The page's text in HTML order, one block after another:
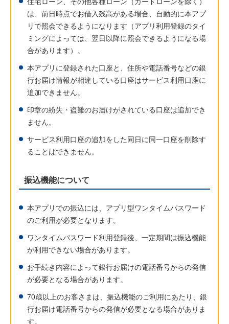
は、前日時点でお借入残高がある場合、自動的に本アプ
リで照会できるようになります（アプリ利用登録のタイ
ミングによっては、翌日以降に照会できるようになる場
合があります）。
本アプリに登録された口座と、住所や電話番号などの銀
行お届け情報が相違している口座はサービス利用口座に
追加できません。
印章の紛失・盗難のお届けがされている口座は追加でき
ません。
サービス利用口座の追加をした同日に同一口座を削除す
ることはできません。
振込機能について
本アプリでの振込には、アプリ型ワンタイムパスワード
のご利用が必要となります。
ワンタイムパスワード利用登録後、一定期間は振込機能
が利用できない場合があります。
お手続き内容によって銀行お届けの電話番号からの発信
が必要となる場合があります。
70歳以上のお客さまは、振込機能のご利用にあたり、銀
行お届け電話番号からの発信が必要となる場合がありま
す。